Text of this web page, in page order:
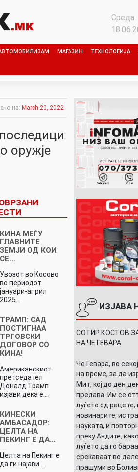
Среда
МАГАЗИН ТЕХНОЛОГИЈА
на: March 20, 2022
оружје
КИНА МЕЃУ
ГЛАВНИТЕ
ЗЕМЈИ ОД КОИ
СЕ…
Увозот во Косово
во периодот
јануари-април
2025…
ТРАМП: САД
ПОСТИГНАА
ТРГОВСКИ
ДОГОВОР СО
КИНА!
Американскиот
претседател
Доналд Трамп
изјави дека е…
КИНЕСКИ
АМБАСАДОР:
ЦЕЛТА НА
ПЕКИНГ Е ДА…
Целта на Пекинг е
да ги најави…
ИЗЈАВА
СОТИР КОСТОВ
НА ЧЕ ГЕВАРА
Че Гевара, во
на време, за да
Мит, кој до ден
предава. Им се
луѓето од рацете,
новинарите,
науката, и
преку Андите,
луѓето да го
среќаваат во
прашуми во